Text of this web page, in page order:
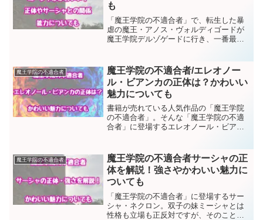
も
「魔王学院の不適合者」で、転生した暴
虐の魔王・アノス・ヴォルディゴードが
魔王学院デルゾゲードに行き、一番最初
な女性キャラが多く登場しますが、ミー
シャは一番かわいいキャラ...
魔王学院の不適合者
魔王学院の不適合者/エレオノー
ル・ビアンカの正体は？かわいい
魅力についても
書籍が売れている人気作品の「魔王学院
の不適合者」。そんな「魔王学院の不適
合者」に登場するエレオノール・ビアン
いますが、魔族に対してもとても友好的
に接する優しい人物です。...
魔王学院の不適合者
魔王学院の不適合者サーシャの正
体を解説！強さやかわいい魅力に
ついても
「魔王学院の不適合者」に登場するサー
シャ・ネクロン。双子の妹ミーシャとは
性格も立場も正反対ですが、そのことが